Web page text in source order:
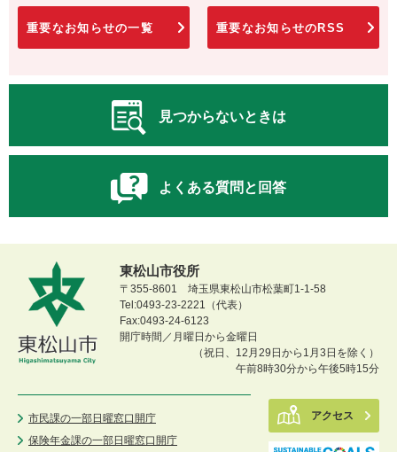
重要なお知らせの一覧 重要なお知らせのRSS
見つからないときは
よくある質問と回答
東松山市役所
〒355-8601 埼玉県東松山市松葉町1-1-58
Tel:0493-23-2221（代表）
Fax:0493-24-6123
開庁時間／月曜日から金曜日
（祝日、12月29日から1月3日を除く）
午前8時30分から午後5時15分
市民課の一部日曜窓口開庁
保険年金課の一部日曜窓口開庁
アクセス